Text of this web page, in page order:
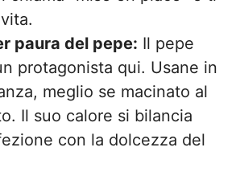
paura del pepe: Il pepe
protagonista qui. Usane in
meglio se macinato al
Il suo calore si bilancia
con la dolcezza del